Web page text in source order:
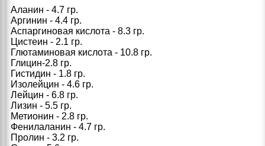
Аланин - 4.7 гр.
Аргинин - 4.4 гр.
Аспаргиновая кислота - 8.3 гр.
Цистеин - 2.1 гр.
Глютаминовая кислота - 10.8 гр.
Глицин-2.8 гр.
Гистидин - 1.8 гр.
Изолейцин - 4.6 гр.
Лейцин - 6.8 гр.
Лизин - 5.5 гр.
Метионин - 2.8 гр.
Фенилаланин - 4.7 гр.
Пролин - 3.2 гр.